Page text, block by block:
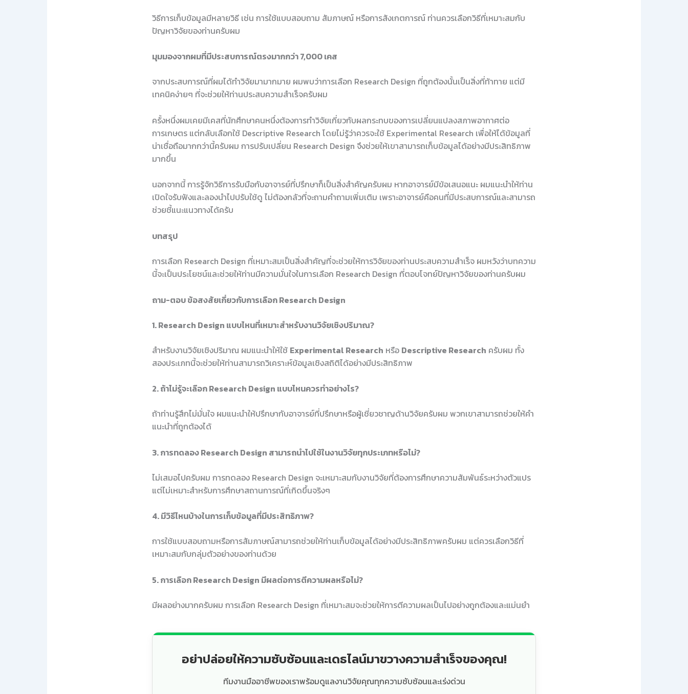
วิธีการเก็บข้อมูลมีหลายวิธี เช่น การใช้แบบสอบถาม สัมภาษณ์ หรือการสังเกตการณ์ ท่านควรเลือกวิธีที่เหมาะสมกับ
ปัญหาวิจัยของท่านครับผม
มุมมองจากผมที่มีประสบการณ์ตรงมากกว่า 7,000 เคส
จากประสบการณ์ที่ผมได้ทำวิจัยมามากมาย ผมพบว่าการเลือก Research Design ที่ถูกต้องนั้นเป็นสิ่งที่ท้าทาย แต่มี
เทคนิคง่ายๆ ที่จะช่วยให้ท่านประสบความสำเร็จครับผม
ครั้งหนึ่งผมเคยมีเคสที่นักศึกษาคนหนึ่งต้องการทำวิจัยเกี่ยวกับผลกระทบของการเปลี่ยนแปลงสภาพอากาศต่อ
การเกษตร แต่กลับเลือกใช้ Descriptive Research โดยไม่รู้ว่าควรจะใช้ Experimental Research เพื่อให้ได้ข้อมูลที่
น่าเชื่อถือมากกว่านี้ครับผม การปรับเปลี่ยน Research Design จึงช่วยให้เขาสามารถเก็บข้อมูลได้อย่างมีประสิทธิภาพ
มากขึ้น
นอกจากนี้ การรู้จักวิธีการรับมือกับอาจารย์ที่ปรึกษาก็เป็นสิ่งสำคัญครับผม หากอาจารย์มีข้อเสนอแนะ ผมแนะนำให้ท่าน
เปิดใจรับฟังและลองนำไปปรับใช้ดู ไม่ต้องกลัวที่จะถามคำถามเพิ่มเติม เพราะอาจารย์คือคนที่มีประสบการณ์และสามารถ
ช่วยชี้แนะแนวทางได้ครับ
บทสรุป
การเลือก Research Design ที่เหมาะสมเป็นสิ่งสำคัญที่จะช่วยให้การวิจัยของท่านประสบความสำเร็จ ผมหวังว่าบทความ
นี้จะเป็นประโยชน์และช่วยให้ท่านมีความมั่นใจในการเลือก Research Design ที่ตอบโจทย์ปัญหาวิจัยของท่านครับผม
ถาม-ตอบ ข้อสงสัยเกี่ยวกับการเลือก Research Design
1. Research Design แบบไหนที่เหมาะสำหรับงานวิจัยเชิงปริมาณ?
สำหรับงานวิจัยเชิงปริมาณ ผมแนะนำให้ใช้ Experimental Research หรือ Descriptive Research ครับผม ทั้ง
สองประเภทนี้จะช่วยให้ท่านสามารถวิเคราะห์ข้อมูลเชิงสถิติได้อย่างมีประสิทธิภาพ
2. ถ้าไม่รู้จะเลือก Research Design แบบไหนควรทำอย่างไร?
ถ้าท่านรู้สึกไม่มั่นใจ ผมแนะนำให้ปรึกษากับอาจารย์ที่ปรึกษาหรือผู้เชี่ยวชาญด้านวิจัยครับผม พวกเขาสามารถช่วยให้คำ
แนะนำที่ถูกต้องได้
3. การทดลอง Research Design สามารถนำไปใช้ในงานวิจัยทุกประเภทหรือไม่?
ไม่เสมอไปครับผม การทดลอง Research Design จะเหมาะสมกับงานวิจัยที่ต้องการศึกษาความสัมพันธ์ระหว่างตัวแปร
แต่ไม่เหมาะสำหรับการศึกษาสถานการณ์ที่เกิดขึ้นจริงๆ
4. มีวิธีไหนบ้างในการเก็บข้อมูลที่มีประสิทธิภาพ?
การใช้แบบสอบถามหรือการสัมภาษณ์สามารถช่วยให้ท่านเก็บข้อมูลได้อย่างมีประสิทธิภาพครับผม แต่ควรเลือกวิธีที่
เหมาะสมกับกลุ่มตัวอย่างของท่านด้วย
5. การเลือก Research Design มีผลต่อการตีความผลหรือไม่?
มีผลอย่างมากครับผม การเลือก Research Design ที่เหมาะสมจะช่วยให้การตีความผลเป็นไปอย่างถูกต้องและแม่นยำ
อย่าปล่อยให้ความซับซ้อนและเดธไลน์มาขวางความสำเร็จของคุณ!
ทีมงานมืออาชีพของเราพร้อมดูแลงานวิจัยคุณทุกความซับซ้อนและเร่งด่วน